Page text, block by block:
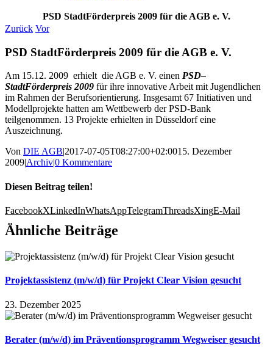
PSD StadtFörderpreis 2009 für die AGB e. V.
Zurück Vor
PSD StadtFörderpreis 2009 für die AGB e. V.
Am 15.12. 2009 erhielt die AGB e. V. einen PSD–
StadtFörderpreis 2009 für ihre innovative Arbeit mit Jugendlichen
im Rahmen der Berufsorientierung. Insgesamt 67 Initiativen und
Modellprojekte hatten am Wettbewerb der PSD-Bank
teilgenommen. 13 Projekte erhielten in Düsseldorf eine
Auszeichnung.
Von DIE AGB|2017-07-05T08:27:00+02:0015. Dezember
2009|Archiv|0 Kommentare
Diesen Beitrag teilen!
FacebookXLinkedInWhatsAppTelegramThreadsXingE-Mail
Ähnliche Beiträge
Projektassistenz (m/w/d) für Projekt Clear Vision gesucht
23. Dezember 2025
Berater (m/w/d) im Präventionsprogramm Wegweiser gesucht